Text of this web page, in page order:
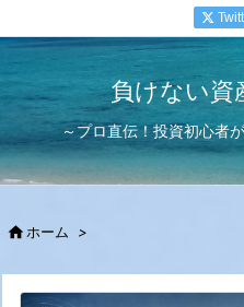
負けない資
～プロ直伝！投資初心者
ホーム >